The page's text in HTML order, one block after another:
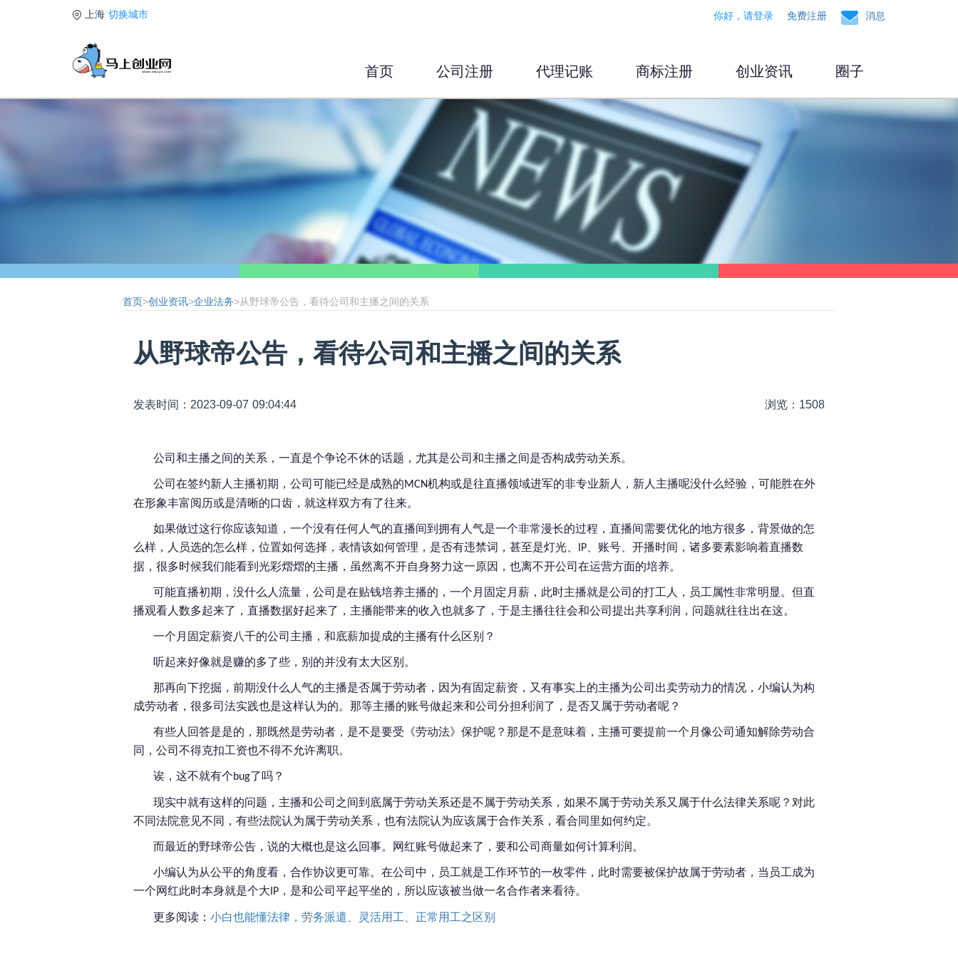
上海 切换城市 你好，请登录 免费注册 消息
首页 公司注册 代理记账 商标注册 创业资讯 圈子
首页>创业资讯>企业法务>从野球帝公告，看待公司和主播之间的关系
从野球帝公告，看待公司和主播之间的关系
发表时间：2023-09-07 09:04:44 浏览：1508
公司和主播之间的关系，一直是个争论不休的话题，尤其是公司和主播之间是否构成劳动关系。
公司在签约新人主播初期，公司可能已经是成熟的MCN机构或是往直播领域进军的非专业新人，新人主播呢没什么经验，可能胜在外
在形象丰富阅历或是清晰的口齿，就这样双方有了往来。
如果做过这行你应该知道，一个没有任何人气的直播间到拥有人气是一个非常漫长的过程，直播间需要优化的地方很多，背景做的怎
么样，人员选的怎么样，位置如何选择，表情该如何管理，是否有违禁词，甚至是灯光、
IP 、账号、开播时间，诸多要素影响着直播数
据，很多时候我们能看到光彩熠熠的主播，虽然离不开自身努力这一原因，也离不开公司在运营方面的培养。
可能直播初期，没什么人流量，公司是在贴钱培养主播的，一个月固定月薪，此时主播就是公司的打工人，员工属性非常明显。但直
播观看人数多起来了，直播数据好起来了，主播能带来的收入也就多了，于是主播往往会和公司提出共享利润，问题就往往出在这。
一个月固定薪资八千的公司主播，和底薪加提成的主播有什么区别？
听起来好像就是赚的多了些，别的并没有太大区别。
那再向下挖掘，前期没什么人气的主播是否属于劳动者，因为有固定薪资，又有事实上的主播为公司出卖劳动力的情况，小编认为构
成劳动者，很多司法实践也是这样认为的。那等主播的账号做起来和公司分担利润了，是否又属于劳动者呢？
有些人回答是是的，那既然是劳动者，是不是要受《劳动法》保护呢？那是不是意味着，主播可要提前一个月像公司通知解除劳动合
同，公司不得克扣工资也不得不允许离职。
诶，这不就有个bug了吗？
现实中就有这样的问题，主播和公司之间到底属于劳动关系还是不属于劳动关系，如果不属于劳动关系又属于什么法律关系呢？对此
不同法院意见不同，有些法院认为属于劳动关系，也有法院认为应该属于合作关系，看合同里如何约定。
而最近的野球帝公告，说的大概也是这么回事。网红账号做起来了，要和公司商量如何计算利润。
小编认为从公平的角度看，合作协议更可靠。在公司中，员工就是工作环节的一枚零件，此时需要被保护故属于劳动者，当员工成为
一个网红此时本身就是个大 IP ，是和公司平起平坐的，所以应该被当做一名合作者来看待。
更多阅读： 小白也能懂法律，劳务派遣、灵活用工、正常用工之区别